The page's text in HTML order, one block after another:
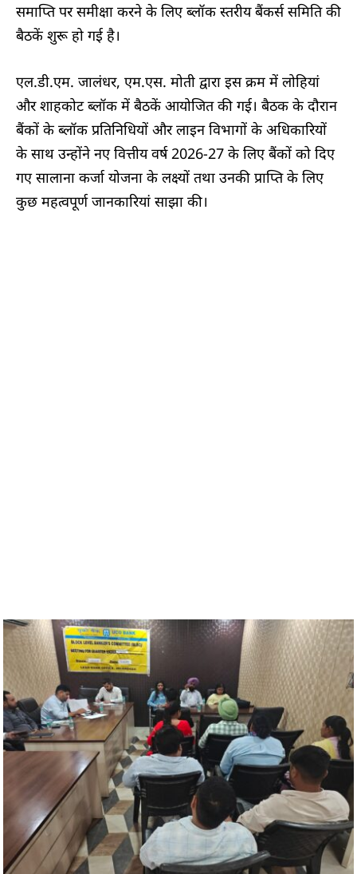
समाप्ति पर समीक्षा करने के लिए ब्लॉक स्तरीय बैंकर्स समिति की
बैठकें शुरू हो गई है।
एल.डी.एम. जालंधर, एम.एस. मोती द्वारा इस क्रम में लोहियां
और शाहकोट ब्लॉक में बैठकें आयोजित की गई। बैठक के दौरान
बैंकों के ब्लॉक प्रतिनिधियों और लाइन विभागों के अधिकारियों
के साथ उन्होंने नए वित्तीय वर्ष 2026-27 के लिए बैंकों को दिए
गए सालाना कर्जा योजना के लक्ष्यों तथा उनकी प्राप्ति के लिए
कुछ महत्वपूर्ण जानकारियां साझा की।